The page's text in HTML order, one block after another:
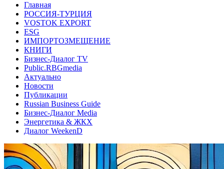
Главная
РОССИЯ-ТУРЦИЯ
VOSTOK EXPORT
ESG
ИМПОРТОЗМЕЩЕНИЕ
КНИГИ
Бизнес-Диалог TV
Public.RBGmedia
Актуально
Новости
Публикации
Russian Business Guide
Бизнес-Диалог Media
Энергетика & ЖКХ
Диалог WeekenD